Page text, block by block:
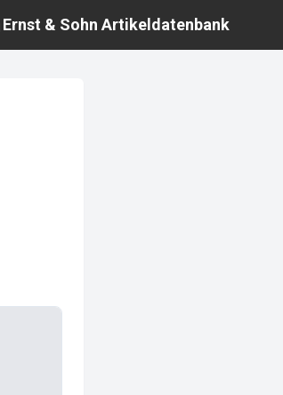
Ernst & Sohn Artikeldatenbank